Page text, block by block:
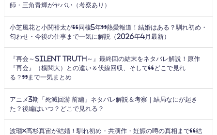
師・三角青輝がヤバい（考察あり）
小芝風花と小関裕太が“同棲5年”熱愛報道！結婚はある？馴れ初め・
匂わせ・今後の仕事まで一気に解説（2026年4月最新）
『再会～Silent Truth～』最終回の結末をネタバレ解説！原作
『再会』（横関大）との違い＆伏線回収、そして“どこで見れ
る？”まで一気まとめ
アニメ3期「死滅回游 前編」ネタバレ解説＆考察｜結局なにが起き
た？後編はいつ？どこで見れる？
波瑠×高杉真宙が結婚！馴れ初め・共演作・妊娠の噂の真相まで“結